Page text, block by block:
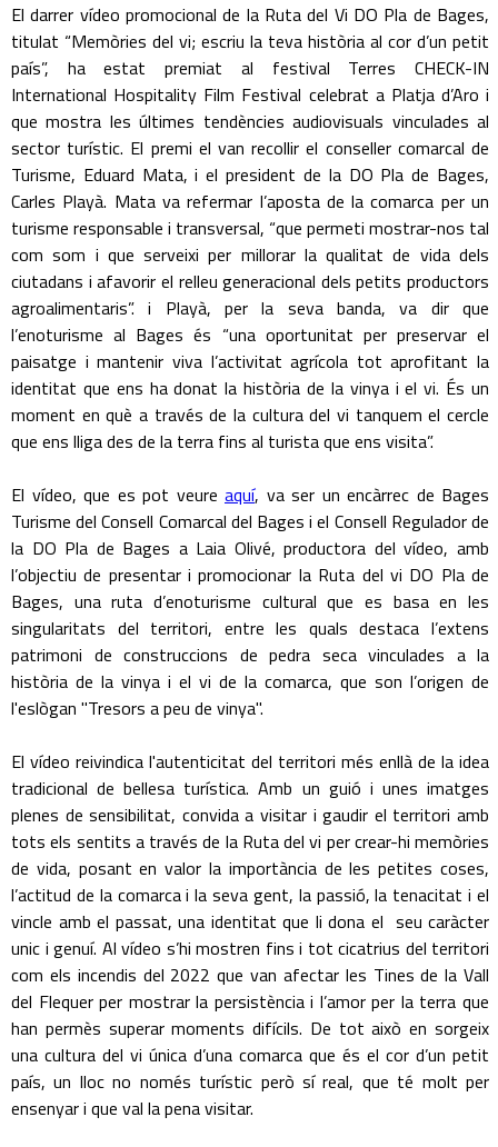
El darrer vídeo promocional de la Ruta del Vi DO Pla de Bages,
titulat “Memòries del vi; escriu la teva història al cor d’un petit
país”, ha estat premiat al festival Terres CHECK-IN
International Hospitality Film Festival celebrat a Platja d’Aro i
que mostra les últimes tendències audiovisuals vinculades al
sector turístic. El premi el van recollir el conseller comarcal de
Turisme, Eduard Mata, i el president de la DO Pla de Bages,
Carles Playà. Mata va refermar l’aposta de la comarca per un
turisme responsable i transversal, “que permeti mostrar-nos tal
com som i que serveixi per millorar la qualitat de vida dels
ciutadans i afavorir el relleu generacional dels petits productors
agroalimentaris”. i Playà, per la seva banda, va dir que
l’enoturisme al Bages és “una oportunitat per preservar el
paisatge i mantenir viva l’activitat agrícola tot aprofitant la
identitat que ens ha donat la història de la vinya i el vi. És un
moment en què a través de la cultura del vi tanquem el cercle
que ens lliga des de la terra fins al turista que ens visita”.
El vídeo, que es pot veure aquí, va ser un encàrrec de Bages
Turisme del Consell Comarcal del Bages i el Consell Regulador de
la DO Pla de Bages a Laia Olivé, productora del vídeo, amb
l’objectiu de presentar i promocionar la Ruta del vi DO Pla de
Bages, una ruta d’enoturisme cultural que es basa en les
singularitats del territori, entre les quals destaca l’extens
patrimoni de construccions de pedra seca vinculades a la
història de la vinya i el vi de la comarca, que son l’origen de
l'eslògan "Tresors a peu de vinya".
El vídeo reivindica l'autenticitat del territori més enllà de la idea
tradicional de bellesa turística. Amb un guió i unes imatges
plenes de sensibilitat, convida a visitar i gaudir el territori amb
tots els sentits a través de la Ruta del vi per crear-hi memòries
de vida, posant en valor la importància de les petites coses,
l’actitud de la comarca i la seva gent, la passió, la tenacitat i el
vincle amb el passat, una identitat que li dona el seu caràcter
unic i genuí. Al vídeo s’hi mostren fins i tot cicatrius del territori
com els incendis del 2022 que van afectar les Tines de la Vall
del Flequer per mostrar la persistència i l’amor per la terra que
han permès superar moments difícils. De tot això en sorgeix
una cultura del vi única d’una comarca que és el cor d’un petit
país, un lloc no només turístic però sí real, que té molt per
ensenyar i que val la pena visitar.